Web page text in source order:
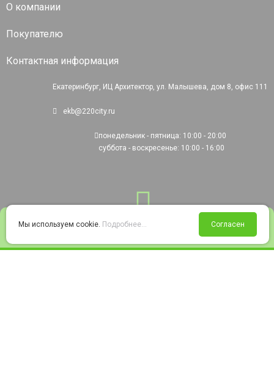
Войти Избранное Корзина
О компании
Покупателю
Контактная информация
Екатеринбург, ИЦ Архитектор, ул. Малышева, дом 8, офис 111
ekb@220city.ru
понедельник - пятница: 10:00 - 20:00
суббота - воскресенье: 10:00 - 16:00
Мы используем cookie. Подробнее... Согласен